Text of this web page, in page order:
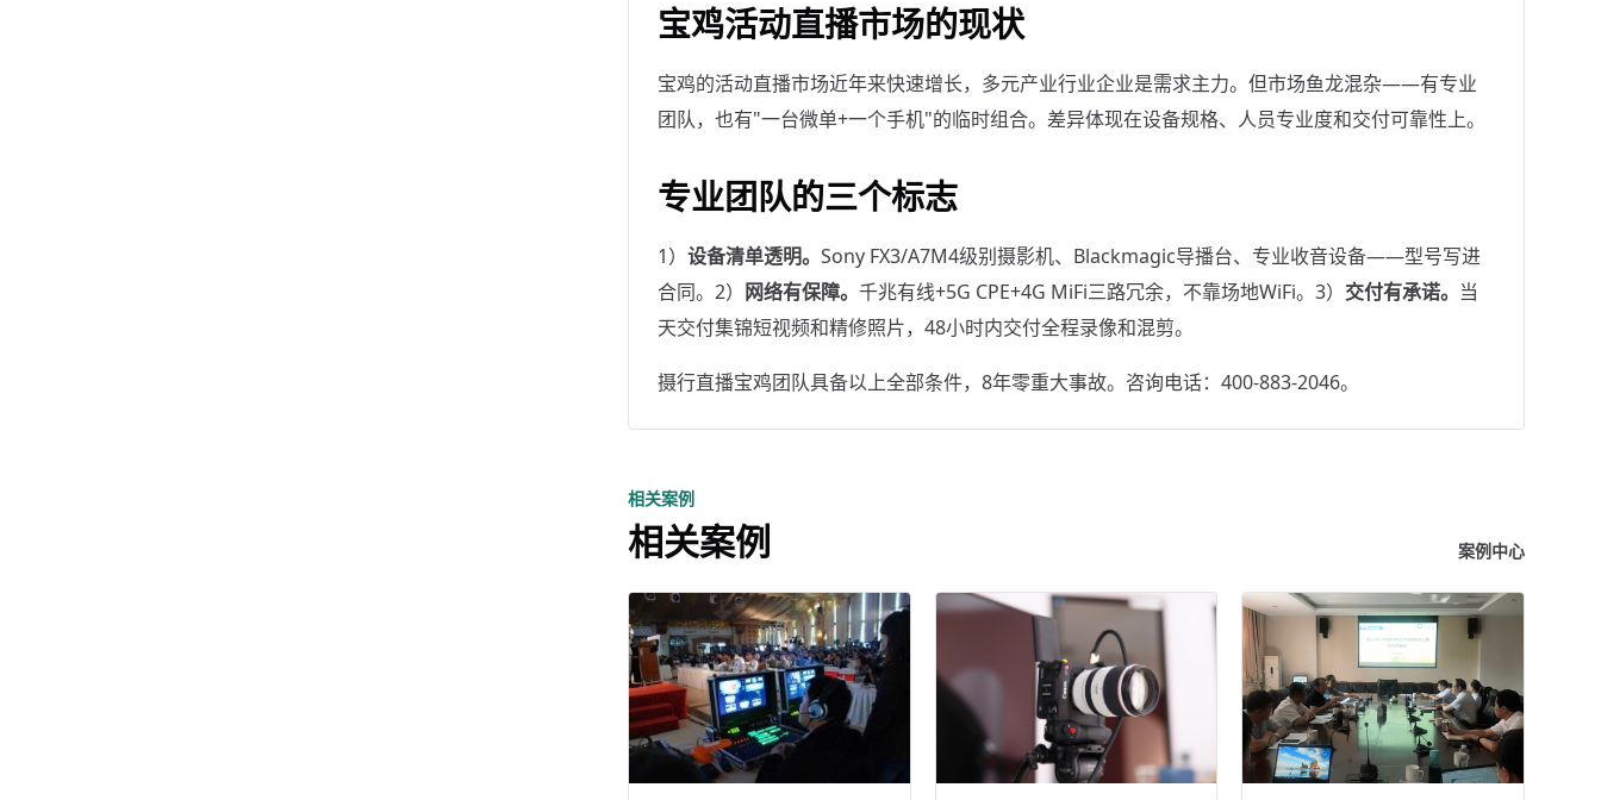
宝鸡活动直播市场的现状
宝鸡的活动直播市场近年来快速增长，多元产业行业企业是需求主力。但市场鱼龙混杂——有专业
团队，也有"一台微单+一个手机"的临时组合。差异体现在设备规格、人员专业度和交付可靠性上。
专业团队的三个标志
1）设备清单透明。Sony FX3/A7M4级别摄影机、Blackmagic导播台、专业收音设备——型号写进
合同。2） 网络有保障。千兆有线+5G CPE+4G MiFi三路冗余，不靠场地WiFi。3） 交付有承诺。 当
天交付集锦短视频和精修照片，48小时内交付全程录像和混剪。
摄行直播宝鸡团队具备以上全部条件，8年零重大事故。咨询电话：400-883-2046。
相关案例
相关案例 案例中心